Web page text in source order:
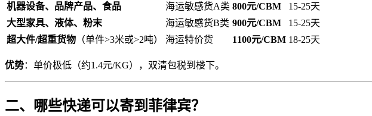
机器设备、品牌产品、食品
海运敏感货A类 800元/CBM
15-25天
大型家具、液体、粉末
海运敏感货B类 900元/CBM
15-25天
超大件/超重货物 （单件>3米或>2吨） 海运特价货 1100元/CBM 18-25天
优势：单价极低（约1.4元/KG），双清包税到楼下。
二、哪些快递可以寄到菲律宾？